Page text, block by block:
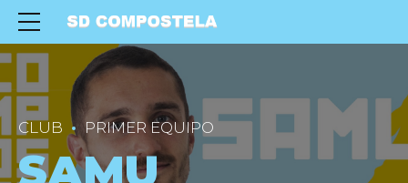
CLUB PRIMER EQUIPO
SAMU